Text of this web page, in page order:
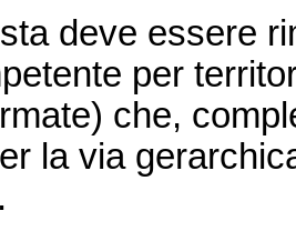
deve essere
per
che,
la via